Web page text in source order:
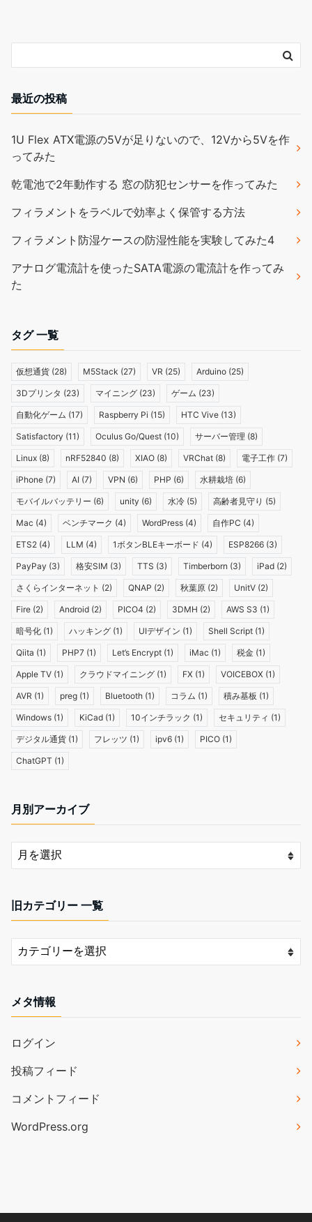
最近の投稿
1U Flex ATX電源の5Vが足りないので、12Vから5Vを作
ってみた
乾電池で2年動作する 窓の防犯センサーを作ってみた
フィラメントをラベルで効率よく保管する方法
フィラメント防湿ケースの防湿性能を実験してみた4
アナログ電流計を使ったSATA電源の電流計を作ってみ
た
タグ 一覧
仮想通貨 (28) M5Stack (27) VR (25) Arduino (25)
3Dプリンタ (23) マイニング (23) ゲーム (23)
自動化ゲーム (17) Raspberry Pi (15) HTC Vive (13)
Satisfactory (11) Oculus Go/Quest (10) サーバー管理 (8)
Linux (8) nRF52840 (8) XIAO (8) VRChat (8) 電子工作 (7)
iPhone (7) AI (7) VPN (6) PHP (6) 水耕栽培 (6)
モバイルバッテリー (6) unity (6) 水冷 (5) 高齢者見守り (5)
Mac (4) ベンチマーク (4) WordPress (4) 自作PC (4)
ETS2 (4) LLM (4) 1ボタンBLEキーボード (4) ESP8266 (3)
PayPay (3) 格安SIM (3) TTS (3) Timberborn (3) iPad (2)
さくらインターネット (2) QNAP (2) 秋葉原 (2) UnitV (2)
Fire (2) Android (2) PICO4 (2) 3DMH (2) AWS S3 (1)
暗号化 (1) ハッキング (1) UIデザイン (1) Shell Script (1)
Qiita (1) PHP7 (1) Let’s Encrypt (1) iMac (1) 税金 (1)
Apple TV (1) クラウドマイニング (1) FX (1) VOICEBOX (1)
AVR (1) preg (1) Bluetooth (1) コラム (1) 積み基板 (1)
Windows (1) KiCad (1) 10インチラック (1) セキュリティ (1)
デジタル通貨 (1) フレッツ (1) ipv6 (1) PICO (1)
ChatGPT (1)
月別アーカイブ
旧カテゴリー 一覧
メタ情報
ログイン
投稿フィード
コメントフィード
WordPress.org